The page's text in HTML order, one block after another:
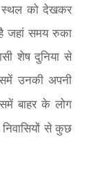
स्थल को देखकर
जहां समय रुका
शेष दुनिया से
उनकी अपनी
बाहर के लोग
से कुछ